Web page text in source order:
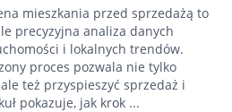
mieszkania przed sprzedażą to
precyzyjna analiza danych
i lokalnych trendów.
proces pozwala nie tylko
też przyspieszyć sprzedaż i
pokazuje, jak krok ...